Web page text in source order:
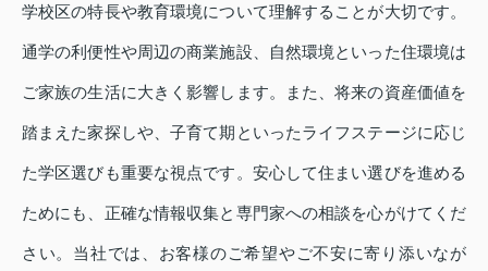
学校区の特長や教育環境について理解することが大切です。
通学の利便性や周辺の商業施設、自然環境といった住環境は
ご家族の生活に大きく影響します。また、将来の資産価値を
踏まえた家探しや、子育て期といったライフステージに応じ
た学区選びも重要な視点です。安心して住まい選びを進める
ためにも、正確な情報収集と専門家への相談を心がけてくだ
さい。当社では、お客様のご希望やご不安に寄り添いなが